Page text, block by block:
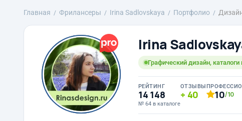
Главная Фрилансеры Irina Sadlovskaya Портфолио
Irina
Графический дизайн,
РЕЙТИНГ
14 148
№ 64 в каталоге
ОТЗЫВЫ
40 10/10